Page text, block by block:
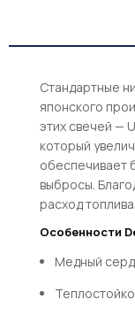
Стандартные
японского
этих свечей —
который
обеспечивает
выбросы.
расход топлива.
Особенности
Медный